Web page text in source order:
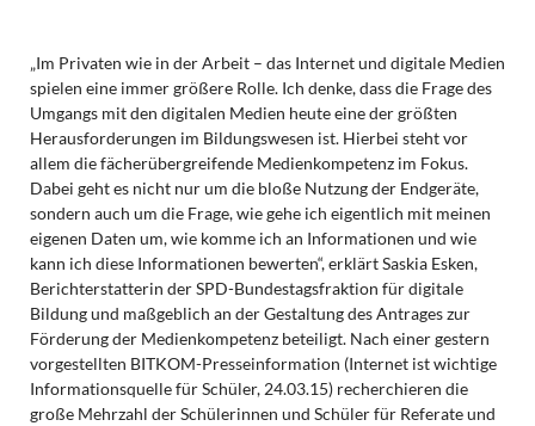
„Im Privaten wie in der Arbeit – das Internet und digitale Medien
spielen eine immer größere Rolle. Ich denke, dass die Frage des
Umgangs mit den digitalen Medien heute eine der größten
Herausforderungen im Bildungswesen ist. Hierbei steht vor
allem die fächerübergreifende Medienkompetenz im Fokus.
Dabei geht es nicht nur um die bloße Nutzung der Endgeräte,
sondern auch um die Frage, wie gehe ich eigentlich mit meinen
eigenen Daten um, wie komme ich an Informationen und wie
kann ich diese Informationen bewerten“, erklärt Saskia Esken,
Berichterstatterin der SPD-Bundestagsfraktion für digitale
Bildung und maßgeblich an der Gestaltung des Antrages zur
Förderung der Medienkompetenz beteiligt. Nach einer gestern
vorgestellten BITKOM-Presseinformation (Internet ist wichtige
Informationsquelle für Schüler, 24.03.15) recherchieren die
große Mehrzahl der Schülerinnen und Schüler für Referate und